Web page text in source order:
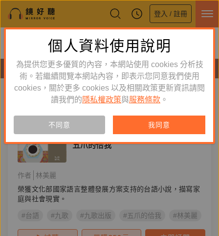
登入 / 註冊
鏡好聽全新APP上線
體驗全面升級，即刻下載
有聲書
新到舊 舊到新
有聲書
五爪的佮我
作者
林美麗
榮獲文化部國家語言整體發展方案支持的台語小說，描寫家
庭與社會現實。
#台語 #九歌 #九歌出版 #五爪的佮我 #林美麗
個人資料使用說明
為提供您更多優質的內容，本網站使用 cookies 分析技
術。若繼續閱覽本網站內容，即表示您同意我們使用
cookies，關於更多 cookies 以及相關政策更新資訊請閱
讀我們的 隱私權政策與服務條款 。
不同意 我同意